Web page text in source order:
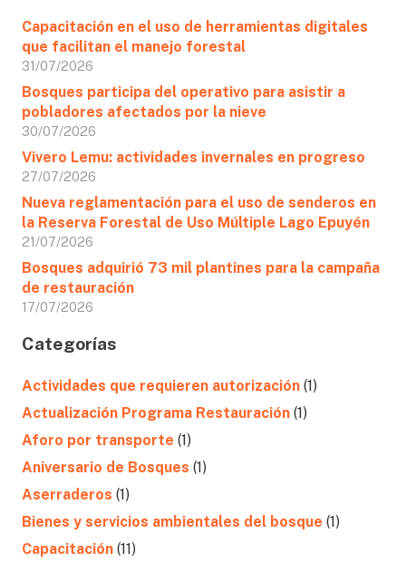
Capacitación en el uso de herramientas digitales
que facilitan el manejo forestal
31/07/2026
Bosques participa del operativo para asistir a
pobladores afectados por la nieve
30/07/2026
Vivero Lemu: actividades invernales en progreso
27/07/2026
Nueva reglamentación para el uso de senderos en
la Reserva Forestal de Uso Múltiple Lago Epuyén
21/07/2026
Bosques adquirió 73 mil plantines para la campaña
de restauración
17/07/2026
Categorías
Actividades que requieren autorización (1)
Actualización Programa Restauración (1)
Aforo por transporte (1)
Aniversario de Bosques (1)
Aserraderos (1)
Bienes y servicios ambientales del bosque (1)
Capacitación (11)